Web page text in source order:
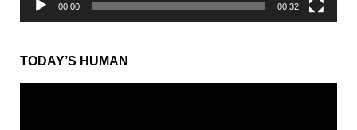
00:00 00:32
TODAY’S HUMAN